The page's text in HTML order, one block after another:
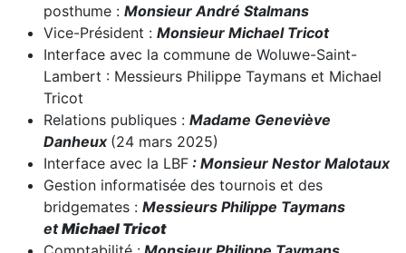
posthume : Monsieur André Stalmans
Vice-Président : Monsieur Michael Tricot
Interface avec la commune de Woluwe-Saint-
Lambert : Messieurs Philippe Taymans et Michael
Tricot
Relations publiques : Madame Geneviève
Danheux (24 mars 2025)
Interface avec la LBF : Monsieur Nestor Malotaux
Gestion informatisée des tournois et des
bridgemates : Messieurs Philippe Taymans
etMichael Tricot